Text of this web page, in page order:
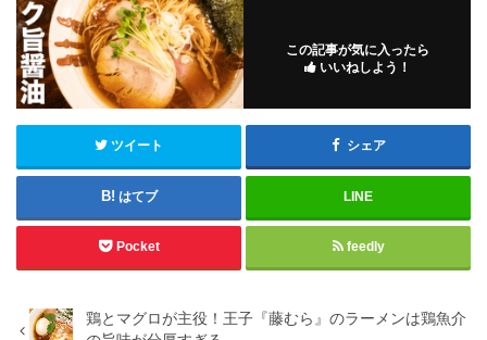
この記事が気に入ったら
いいねしよう！
ツイート シェア
はてブ LINE
Pocket feedly
鶏とマグロが主役！王子『藤むら』のラーメンは鶏魚介